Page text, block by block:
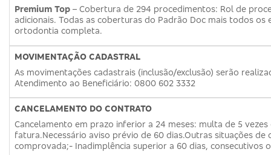
Premium Top – Cobertura de 294 procedimentos: Rol de
adicionais. Todas as coberturas do Padrão Doc mais todos os
ortodontia completa.
MOVIMENTAÇÃO CADASTRAL
As movimentações cadastrais (inclusão/exclusão) serão
Atendimento ao Beneficiário: 0800 602 3332
CANCELAMENTO DO CONTRATO
Cancelamento em prazo inferior a 24 meses: multa de 5
fatura.Necessário aviso prévio de 60 dias.Outras situações de
comprovada;- Inadimplência superior a 60 dias, consecutivos